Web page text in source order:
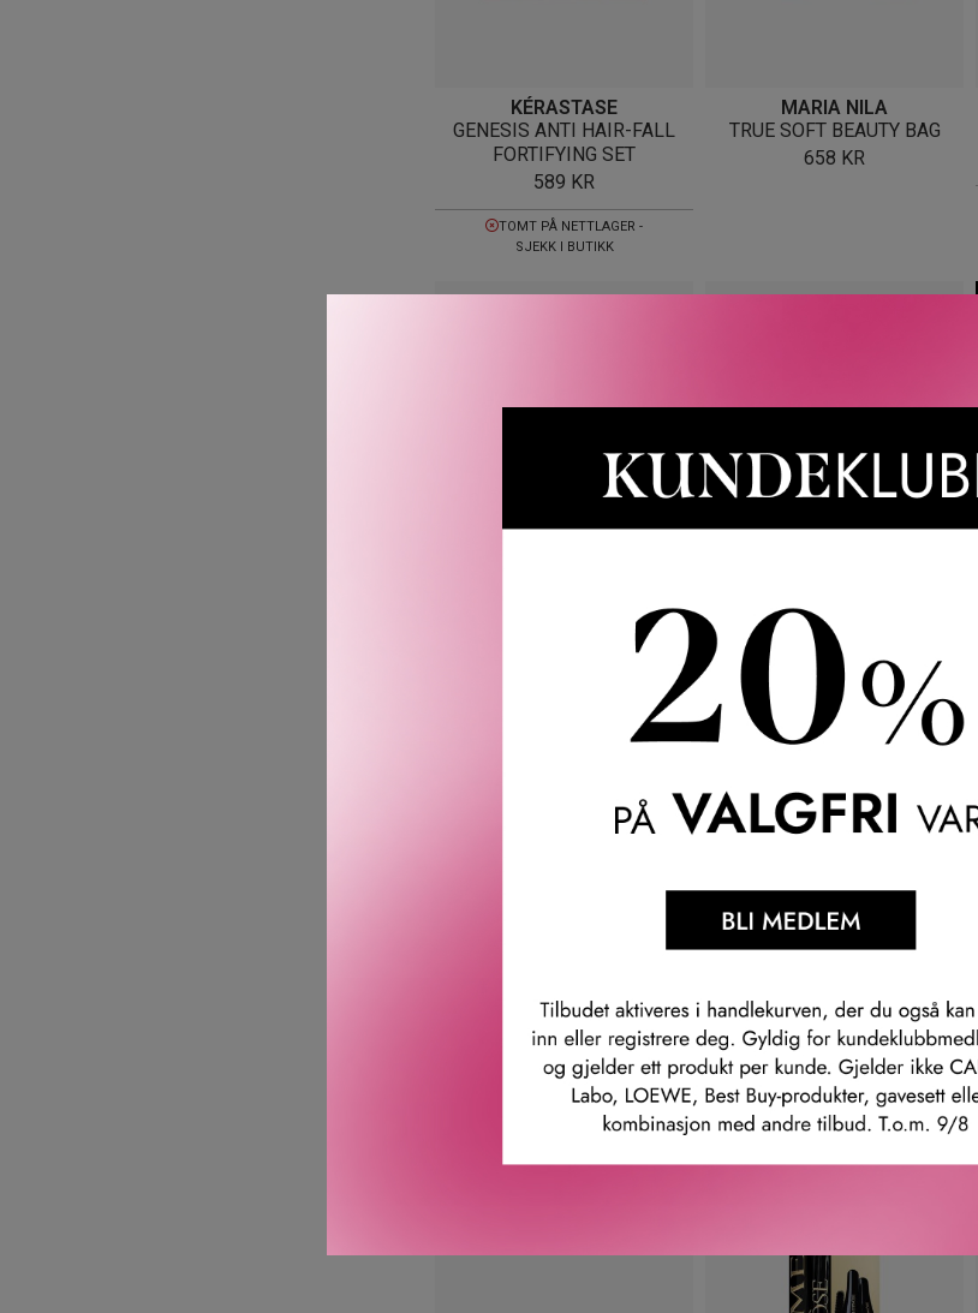
KÉRASTASE
GENESIS ANTI HAIR-FALL
FORTIFYING SET
589 KR
TOMT PÅ NETTLAGER -
SJEKK I BUTIKK
MARIA NILA
TRUE SOFT BEAUTY BAG
658 KR
ALL OVER HYDRATION
CLINIQUE
MAKEUP BAG MVP’S SET
375
KR
ANASTASIA BEVERLY HILLS
SOFT ARCH BROW KIT
RITUALS
THE RITUAL OF KARMA
EASTER GIFTSET